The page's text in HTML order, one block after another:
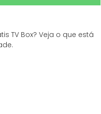
TV Box? Veja o que está